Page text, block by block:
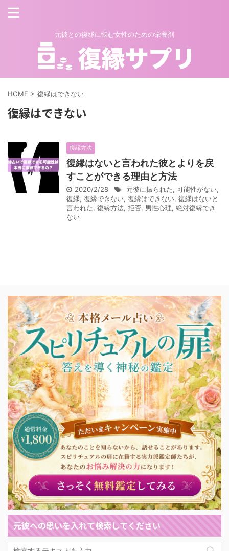
元彼との復縁に悩む女性のための栄養剤
HOME > 復縁はできない
復縁はできない
復縁方法
復縁はないと言われた彼とよりを戻
すことができる理由と方法
2020/2/28 元彼に振られた, 可能性がない,
復縁, 復縁できない, 復縁はできない, 復縁はないと
言われた, 復縁方法, 拒否, 男性心理, 絶対復縁でき
ない
元彼への思いを入れて検索してください